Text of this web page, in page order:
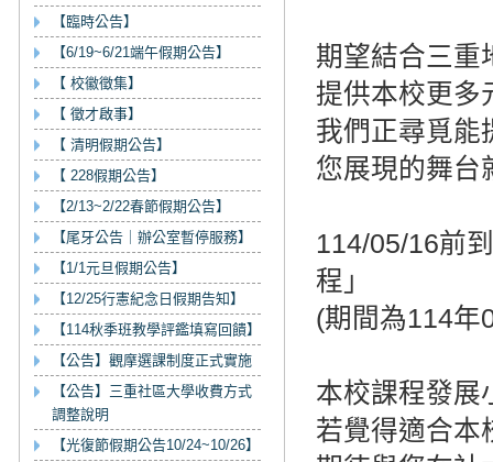
【臨時公告】
【6/19~6/21端午假期公告】
【 校徽徵集】
【 徵才啟事】
【 清明假期公告】
【 228假期公告】
【2/13~2/22春節假期公告】
【尾牙公告｜辦公室暫停服務】
【1/1元旦假期公告】
【12/25行憲紀念日假期告知】
【114秋季班教學評鑑填寫回饋】
【公告】觀摩選課制度正式實施
【公告】三重社區大學收費方式
調整說明
【光復節假期公告10/24~10/26】
期望結合三重
提供本校更多
我們正尋覓能
您展現的舞台
114/05/16前
程」
(期間為114年
本校課程發展
若覺得適合本